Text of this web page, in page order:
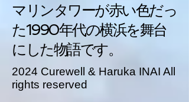
マリンタワーが赤い色だっ
た1990年代の横浜を舞台
にした物語です。
​​2024 Curewell & Haruka INAI All
rights reserved